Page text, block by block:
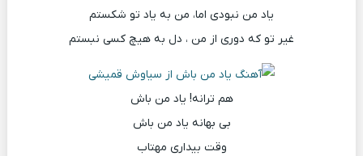
یاد من نبودی اما، من به یاد تو شکستم
غیر تو که دوری از من ، دل به هیچ کسی نبستم
هم ترانه! یاد من باش
بی بهانه یاد من باش
وقت بیداری مهتاب